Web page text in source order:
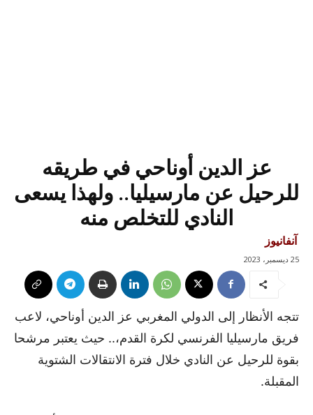
عز الدين أوناحي في طريقه
للرحيل عن مارسيليا.. ولهذا يسعى
النادي للتخلص منه
آنفانيوز
25 ديسمبر، 2023
تتجه الأنظار إلى الدولي المغربي عز الدين أوناحي، لاعب
فريق مارسيليا الفرنسي لكرة القدم،.. حيث يعتبر مرشحا
بقوة للرحيل عن النادي خلال فترة الانتقالات الشتوية
المقبلة.